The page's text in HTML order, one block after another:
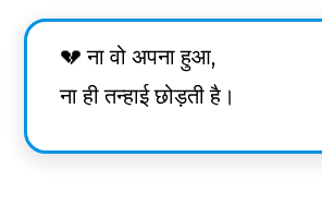
💔 ना वो अपना हुआ,
ना ही तन्हाई छोड़ती है।